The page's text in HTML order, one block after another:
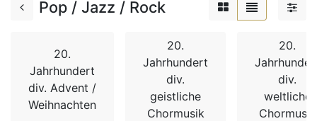
Pop / Jazz / Rock
20.
Jahrhundert
div. Advent /
Weihnachten
20.
Jahrhundert
div.
geistliche
Chormusik
20.
div.
weltliche
Chormusik